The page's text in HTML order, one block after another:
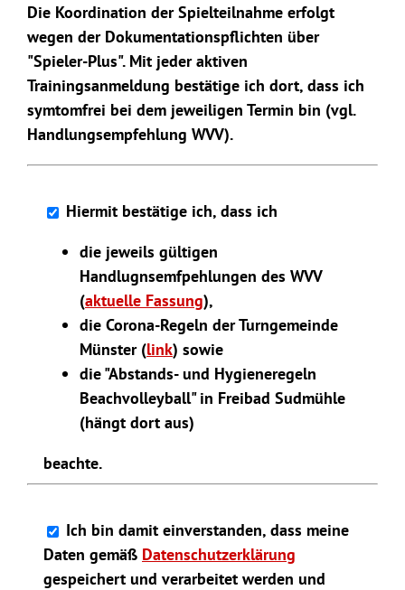
Die Koordination der Spielteilnahme erfolgt
wegen der Dokumentationspflichten über
"Spieler-Plus". Mit jeder aktiven
Trainingsanmeldung bestätige ich dort, dass ich
symtomfrei bei dem jeweiligen Termin bin (vgl.
Handlungsempfehlung WVV).
Hiermit bestätige ich, dass ich
die jeweils gültigen
Handlugnsemfpehlungen des WVV
(aktuelle Fassung),
die Corona-Regeln der Turngemeinde
Münster (link) sowie
die "Abstands- und Hygieneregeln
Beachvolleyball" in Freibad Sudmühle
(hängt dort aus)
beachte.
Ich bin damit einverstanden, dass meine
Daten gemäß Datenschutzerklärung
gespeichert und verarbeitet werden und